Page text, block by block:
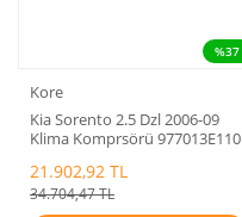
%37
Kore
Kia Sorento 2.5 Dzl 2006-09
Klima Komprsörü 977013E110
21.902,92 TL
34.704,47 TL